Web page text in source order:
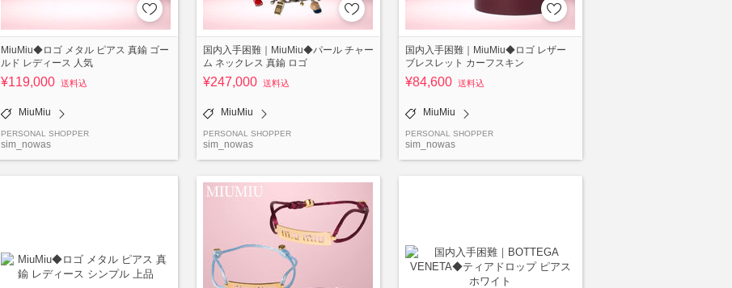
MiuMiu◆ロゴ メタル ピアス 真鍮 ゴー
ルド レディース 人気
¥119,000 送料込
MiuMiu
PERSONAL SHOPPER
sim_nowas
国内入手困難｜MiuMiu◆パール チャー
ム ネックレス 真鍮 ロゴ
¥247,000 送料込
MiuMiu
PERSONAL SHOPPER
sim_nowas
国内入手困難｜MiuMiu◆ロゴ レザー
ブレスレット カーフスキン
¥84,600 送料込
MiuMiu
PERSONAL SHOPPER
sim_nowas